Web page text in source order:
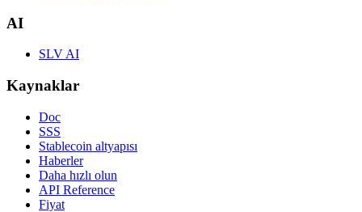
AI
SLV AI
Kaynaklar
Doc
SSS
Stablecoin altyapısı
Haberler
Daha hızlı olun
API Reference
Fiyat